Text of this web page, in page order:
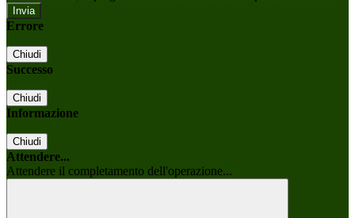
Errore
Chiudi
Successo
Chiudi
Informazione
Chiudi
Attendere...
Attendere il completamento dell'operazione...